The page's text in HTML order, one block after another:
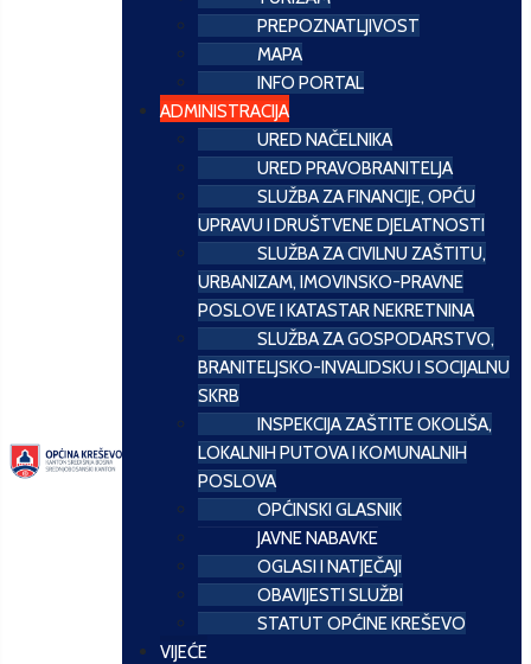
PREPOZNATLJIVOST
MAPA
INFO PORTAL
ADMINISTRACIJA
URED NAČELNIKA
URED PRAVOBRANITELJA
SLUŽBA ZA FINANCIJE, OPĆU
UPRAVU I DRUŠTVENE DJELATNOSTI
SLUŽBA ZA CIVILNU ZAŠTITU,
URBANIZAM, IMOVINSKO-PRAVNE
POSLOVE I KATASTAR NEKRETNINA
SLUŽBA ZA GOSPODARSTVO,
BRANITELJSKO-INVALIDSKU I SOCIJALNU
SKRB
INSPEKCIJA ZAŠTITE OKOLIŠA,
LOKALNIH PUTOVA I KOMUNALNIH
POSLOVA
OPĆINSKI GLASNIK
JAVNE NABAVKE
OGLASI I NATJEČAJI
OBAVIJESTI SLUŽBI
STATUT OPĆINE KREŠEVO
VIJEĆE